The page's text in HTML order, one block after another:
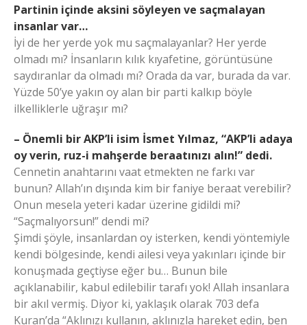
Partinin içinde aksini söyleyen ve saçmalayan
insanlar var…
İyi de her yerde yok mu saçmalayanlar? Her yerde
olmadı mı? İnsanların kılık kıyafetine, görüntüsüne
saydıranlar da olmadı mı? Orada da var, burada da var.
Yüzde 50’ye yakın oy alan bir parti kalkıp böyle
ilkelliklerle uğraşır mı?
– Önemli bir AKP’li isim İsmet Yılmaz, “AKP’li adaya
oy verin, ruz-i mahşerde beraatınızı alın!” dedi.
Cennetin anahtarını vaat etmekten ne farkı var
bunun? Allah’ın dışında kim bir faniye beraat verebilir?
Onun mesela yeteri kadar üzerine gidildi mi?
“Saçmalıyorsun!” dendi mi?
Şimdi şöyle, insanlardan oy isterken, kendi yöntemiyle
kendi bölgesinde, kendi ailesi veya yakınları içinde bir
konuşmada geçtiyse eğer bu… Bunun bile
açıklanabilir, kabul edilebilir tarafı yok! Allah insanlara
bir akıl vermiş. Diyor ki, yaklaşık olarak 703 defa
Kuran’da “Aklınızı kullanın, aklınızla hareket edin, ben